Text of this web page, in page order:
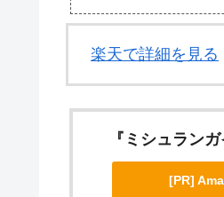
楽天で詳細を見る
『ミシュラン
[PR]